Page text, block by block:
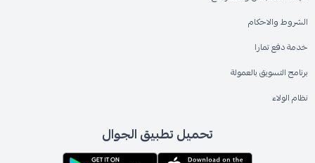
الشروط والاحكام
خدمة دفع تمارا
برنامج التسويق بالعمولة
نظام الولاء
تحميل تطبيق الجوال